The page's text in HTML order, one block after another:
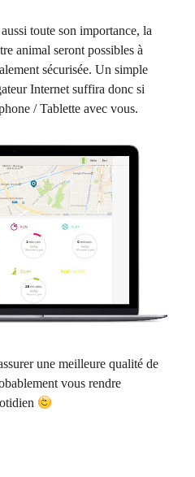
toute son importance, la
animal seront possibles à
sécurisée. Un simple
Internet suffira donc si
/ Tablette avec vous.
une meilleure qualité de
vous rendre